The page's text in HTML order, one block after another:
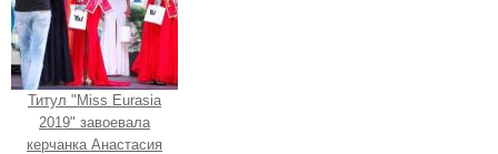
Титул "Miss Eurasia
2019" завоевала
керчанка Анастасия